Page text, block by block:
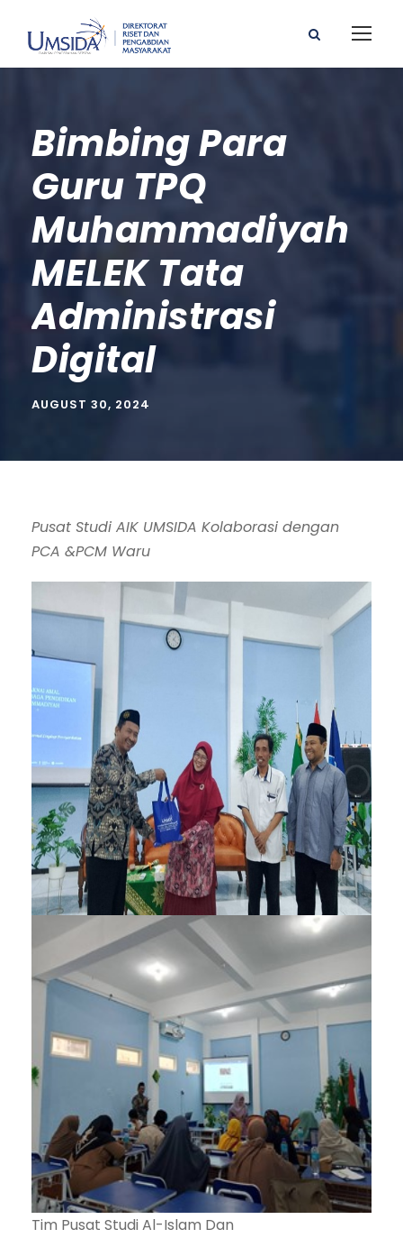
Bimbing Para
Guru TPQ
Muhammadiyah
MELEK Tata
Administrasi
Digital
AUGUST 30, 2024
Pusat Studi AIK UMSIDA Kolaborasi dengan
PCA &PCM Waru
Tim Pusat Studi Al-Islam Dan